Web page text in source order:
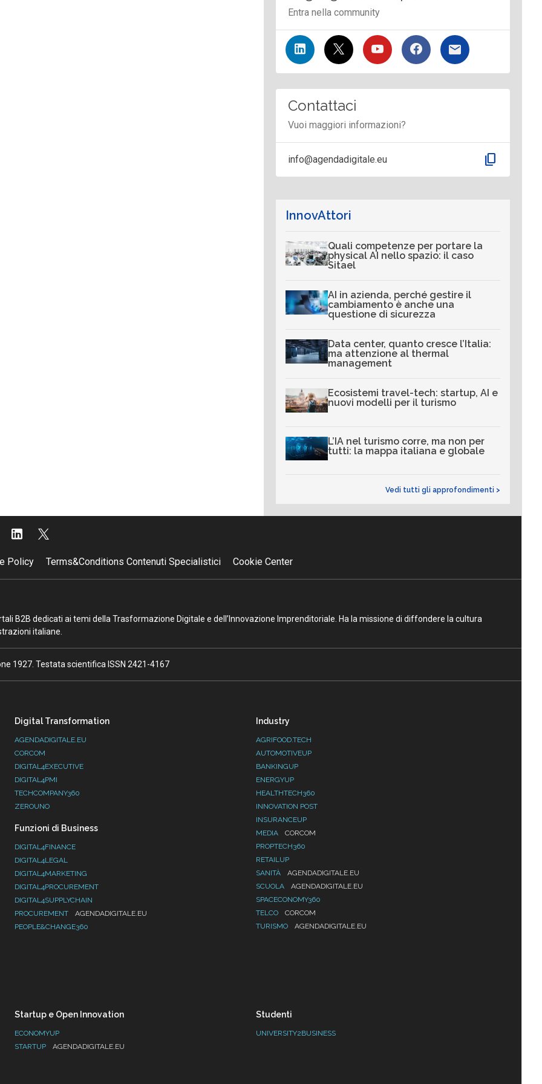
Entra nella community
Contattaci
Vuoi maggiori informazioni?
info@agendadigitale.eu content_copy
InnovAttori
Quali competenze per portare la
physical AI nello spazio: il caso
Sitael
AI in azienda, perché gestire il
cambiamento è anche una
questione di sicurezza
Data center, quanto cresce l’Italia:
ma attenzione al thermal
management
Ecosistemi travel-tech: startup, AI e
nuovi modelli per il turismo
L’IA nel turismo corre, ma non per
tutti: la mappa italiana e globale
Vedi tutti gli approfondimenti >
Policy Terms&Conditions Contenuti Specialistici Cookie Center
B2B dedicati ai temi della Trasformazione Digitale e dell’Innovazione Imprenditoriale. Ha la missione di diffondere la cultura
italiane.
1927. Testata scientifica ISSN 2421-4167
Digital Transformation
AGENDADIGITALE.EU
CORCOM
DIGITAL4EXECUTIVE
DIGITAL4PMI
TECHCOMPANY360
ZEROUNO
Funzioni di Business
DIGITAL4FINANCE
DIGITAL4LEGAL
DIGITAL4MARKETING
DIGITAL4PROCUREMENT
DIGITAL4SUPPLYCHAIN
PROCUREMENT
AGENDADIGITALE.EU
PEOPLE&CHANGE360
Industry
AGRIFOOD.TECH
AUTOMOTIVEUP
BANKINGUP
ENERGYUP
HEALTHTECH360
INNOVATION POST
INSURANCEUP
MEDIA
CORCOM
PROPTECH360
RETAILUP
SANITÀ
AGENDADIGITALE.EU
SCUOLA
AGENDADIGITALE.EU
SPACECONOMY360
TELCO
CORCOM
TURISMO
AGENDADIGITALE.EU
Startup e Open Innovation
ECONOMYUP
STARTUP
AGENDADIGITALE.EU
Studenti
UNIVERSITY2BUSINESS